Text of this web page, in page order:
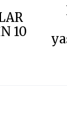
10